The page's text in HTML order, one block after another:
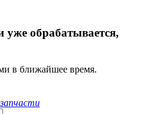
обрабатывается,
в ближайшее время.